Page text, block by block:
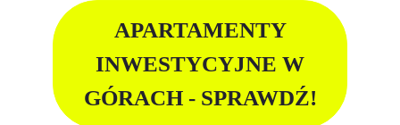
APARTAMENTY
INWESTYCYJNE W
GÓRACH - SPRAWDŹ!